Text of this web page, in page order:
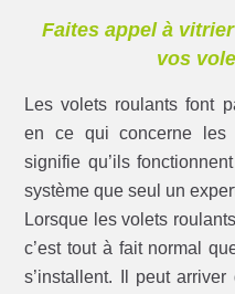
Faites appel à
vos
Les volets roulants font
en ce qui concerne les
signifie qu’ils
système que seul un
Lorsque les volets
c’est tout à fait normal
s’installent. Il peut